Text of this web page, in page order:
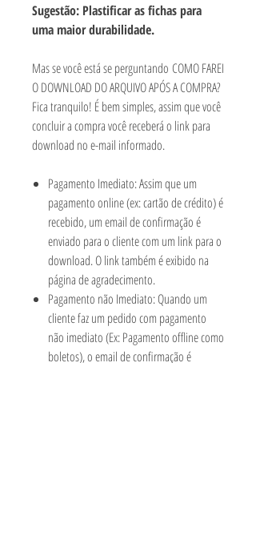
Sugestão: Plastificar as fichas para
uma maior durabilidade.
Mas se você está se perguntando COMO FAREI
O DOWNLOAD DO ARQUIVO APÓS A COMPRA?
Fica tranquilo! É bem simples, assim que você
concluir a compra você receberá o link para
download no e-mail informado.
Pagamento Imediato: Assim que um
pagamento online (ex: cartão de crédito) é
recebido, um email de confirmação é
enviado para o cliente com um link para o
download. O link também é exibido na
página de agradecimento.
Pagamento não Imediato: Quando um
cliente faz um pedido com pagamento
não imediato (Ex: Pagamento offline como
boletos), o email de confirmação é